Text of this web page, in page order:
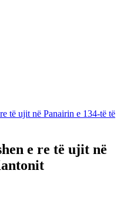
të ujit në Panairin e 134-të të
e re të ujit në